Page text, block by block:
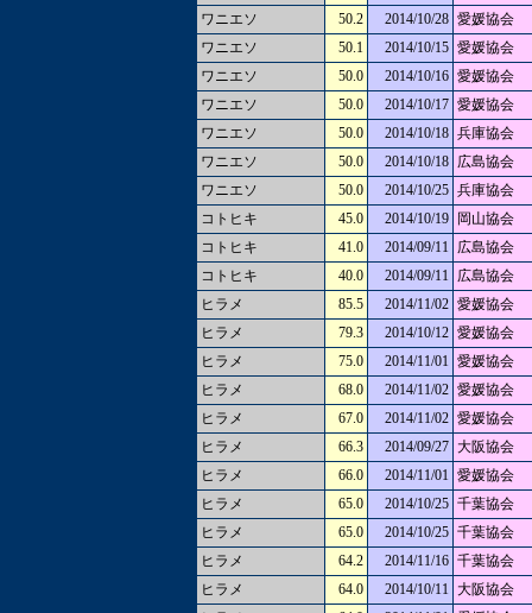
ワニエソ
50.2 2014/10/28 愛媛協会
ワニエソ
50.1 2014/10/15 愛媛協会
ワニエソ
50.0 2014/10/16 愛媛協会
ワニエソ
50.0 2014/10/17 愛媛協会
ワニエソ
50.0 2014/10/18 兵庫協会
ワニエソ
50.0 2014/10/18 広島協会
ワニエソ
50.0 2014/10/25 兵庫協会
コトヒキ
45.0 2014/10/19
岡山協会
コトヒキ
41.0 2014/09/11 広島協会
コトヒキ
40.0 2014/09/11 広島協会
ヒラメ
85.5 2014/11/02 愛媛協会
ヒラメ
79.3 2014/10/12 愛媛協会
ヒラメ
75.0 2014/11/01 愛媛協会
ヒラメ
68.0 2014/11/02 愛媛協会
ヒラメ
67.0 2014/11/02 愛媛協会
ヒラメ
66.3 2014/09/27 大阪協会
ヒラメ
66.0 2014/11/01 愛媛協会
ヒラメ
65.0 2014/10/25 千葉協会
ヒラメ
65.0 2014/10/25 千葉協会
ヒラメ
64.2 2014/11/16 千葉協会
ヒラメ
64.0 2014/10/11 大阪協会